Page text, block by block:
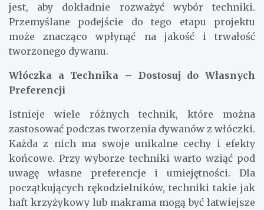
jest, aby dokładnie rozważyć wybór techniki.
Przemyślane podejście do tego etapu projektu
może znacząco wpłynąć na jakość i trwałość
tworzonego dywanu.
Włóczka a Technika – Dostosuj do Własnych
Preferencji
Istnieje wiele różnych technik, które można
zastosować podczas tworzenia dywanów z włóczki.
Każda z nich ma swoje unikalne cechy i efekty
końcowe. Przy wyborze techniki warto wziąć pod
uwagę własne preferencje i umiejętności. Dla
początkujących rękodzielników, techniki takie jak
haft krzyżykowy lub makrama mogą być łatwiejsze